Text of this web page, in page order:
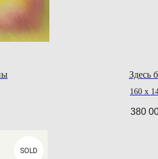
Здесь
160 х
380
SOLD